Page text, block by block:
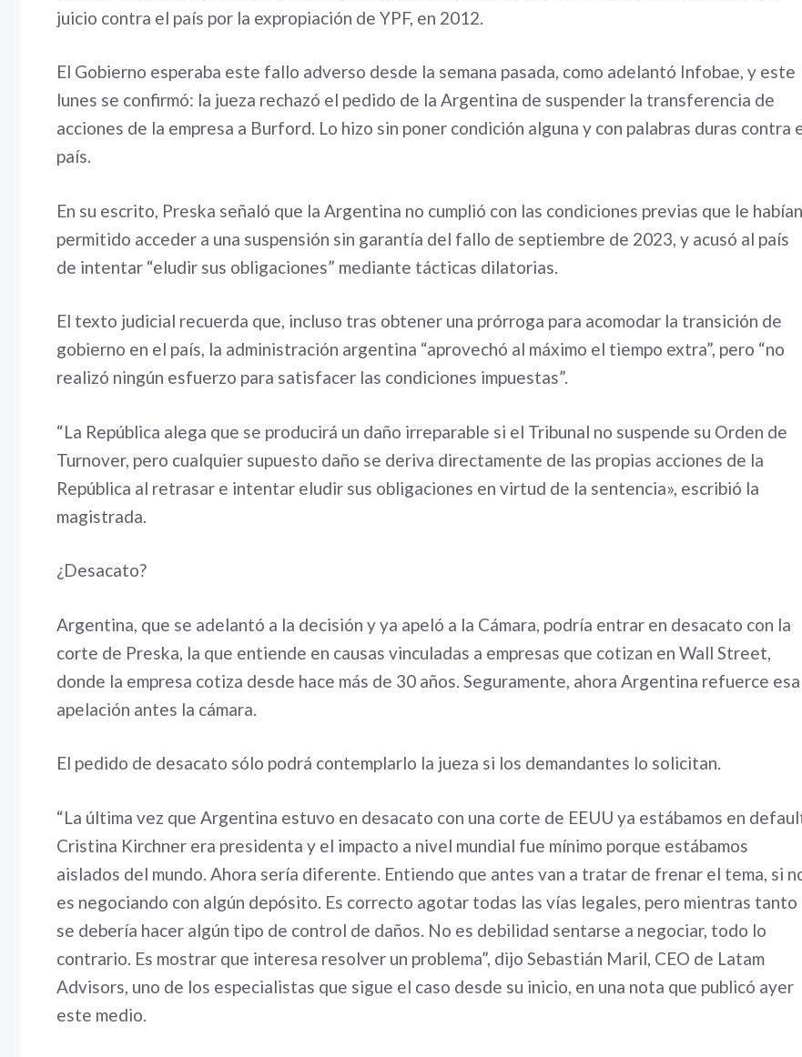
juicio contra el país por la expropiación de YPF, en 2012.
El Gobierno esperaba este fallo adverso desde la semana pasada, como adelantó Infobae, y este
lunes se confirmó: la jueza rechazó el pedido de la Argentina de suspender la transferencia de
acciones de la empresa a Burford. Lo hizo sin poner condición alguna y con palabras duras contra
país.
En su escrito, Preska señaló que la Argentina no cumplió con las condiciones previas que le habían
permitido acceder a una suspensión sin garantía del fallo de septiembre de 2023, y acusó al país
de intentar “eludir sus obligaciones” mediante tácticas dilatorias.
El texto judicial recuerda que, incluso tras obtener una prórroga para acomodar la transición de
gobierno en el país, la administración argentina “aprovechó al máximo el tiempo extra”, pero “no
realizó ningún esfuerzo para satisfacer las condiciones impuestas”.
“La República alega que se producirá un daño irreparable si el Tribunal no suspende su Orden de
Turnover, pero cualquier supuesto daño se deriva directamente de las propias acciones de la
República al retrasar e intentar eludir sus obligaciones en virtud de la sentencia», escribió la
magistrada.
¿Desacato?
Argentina, que se adelantó a la decisión y ya apeló a la Cámara, podría entrar en desacato con la
corte de Preska, la que entiende en causas vinculadas a empresas que cotizan en Wall Street,
donde la empresa cotiza desde hace más de 30 años. Seguramente, ahora Argentina refuerce esa
apelación antes la cámara.
El pedido de desacato sólo podrá contemplarlo la jueza si los demandantes lo solicitan.
“La última vez que Argentina estuvo en desacato con una corte de EEUU ya estábamos en
Cristina Kirchner era presidenta y el impacto a nivel mundial fue mínimo porque estábamos
aislados del mundo. Ahora sería diferente. Entiendo que antes van a tratar de frenar el tema, si
es negociando con algún depósito. Es correcto agotar todas las vías legales, pero mientras tanto
se debería hacer algún tipo de control de daños. No es debilidad sentarse a negociar, todo lo
contrario. Es mostrar que interesa resolver un problema”, dijo Sebastián Maril, CEO de Latam
Advisors, uno de los especialistas que sigue el caso desde su inicio, en una nota que publicó ayer
este medio.